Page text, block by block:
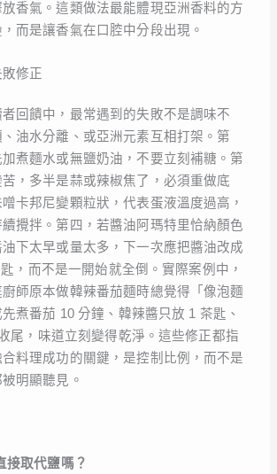
香氣。這類做法最能體現亞洲香料的方
而是讓香氣在口腔中分段出現。
修正
回饋中，最常遇到的失敗不是調味不
油水分離、或亞洲元素互相打架。第
煮麵水或無鹽奶油，不要立刻補糖。第
，多半是蒜或辣椒焦了，必須重做底
卡邦尼變顆粒狀，代表蛋液溫度過高，
攪拌。第四，若醬油阿瑪特里恰納顏色
下太早或量太多，下一次應把醬油改成
，而不是一開始就全倒。實際案例中，
師原本做韓辣番茄麵時總覺得「像泡麵
煮番茄 10 分鐘、韓辣醬只放 1 茶匙、
尾，味道立刻變得乾淨。這些修正都指
料理成功的關鍵，是控制比例，而不是
明顯聽見。
接取代鹽嗎？